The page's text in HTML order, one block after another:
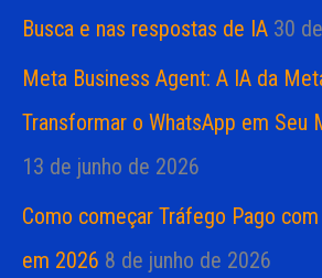
Busca e nas respostas de IA 30
Meta Business Agent: A IA da
Transformar o WhatsApp em Seu
13 de junho de 2026
Como começar Tráfego Pago
em 2026 8 de junho de 2026